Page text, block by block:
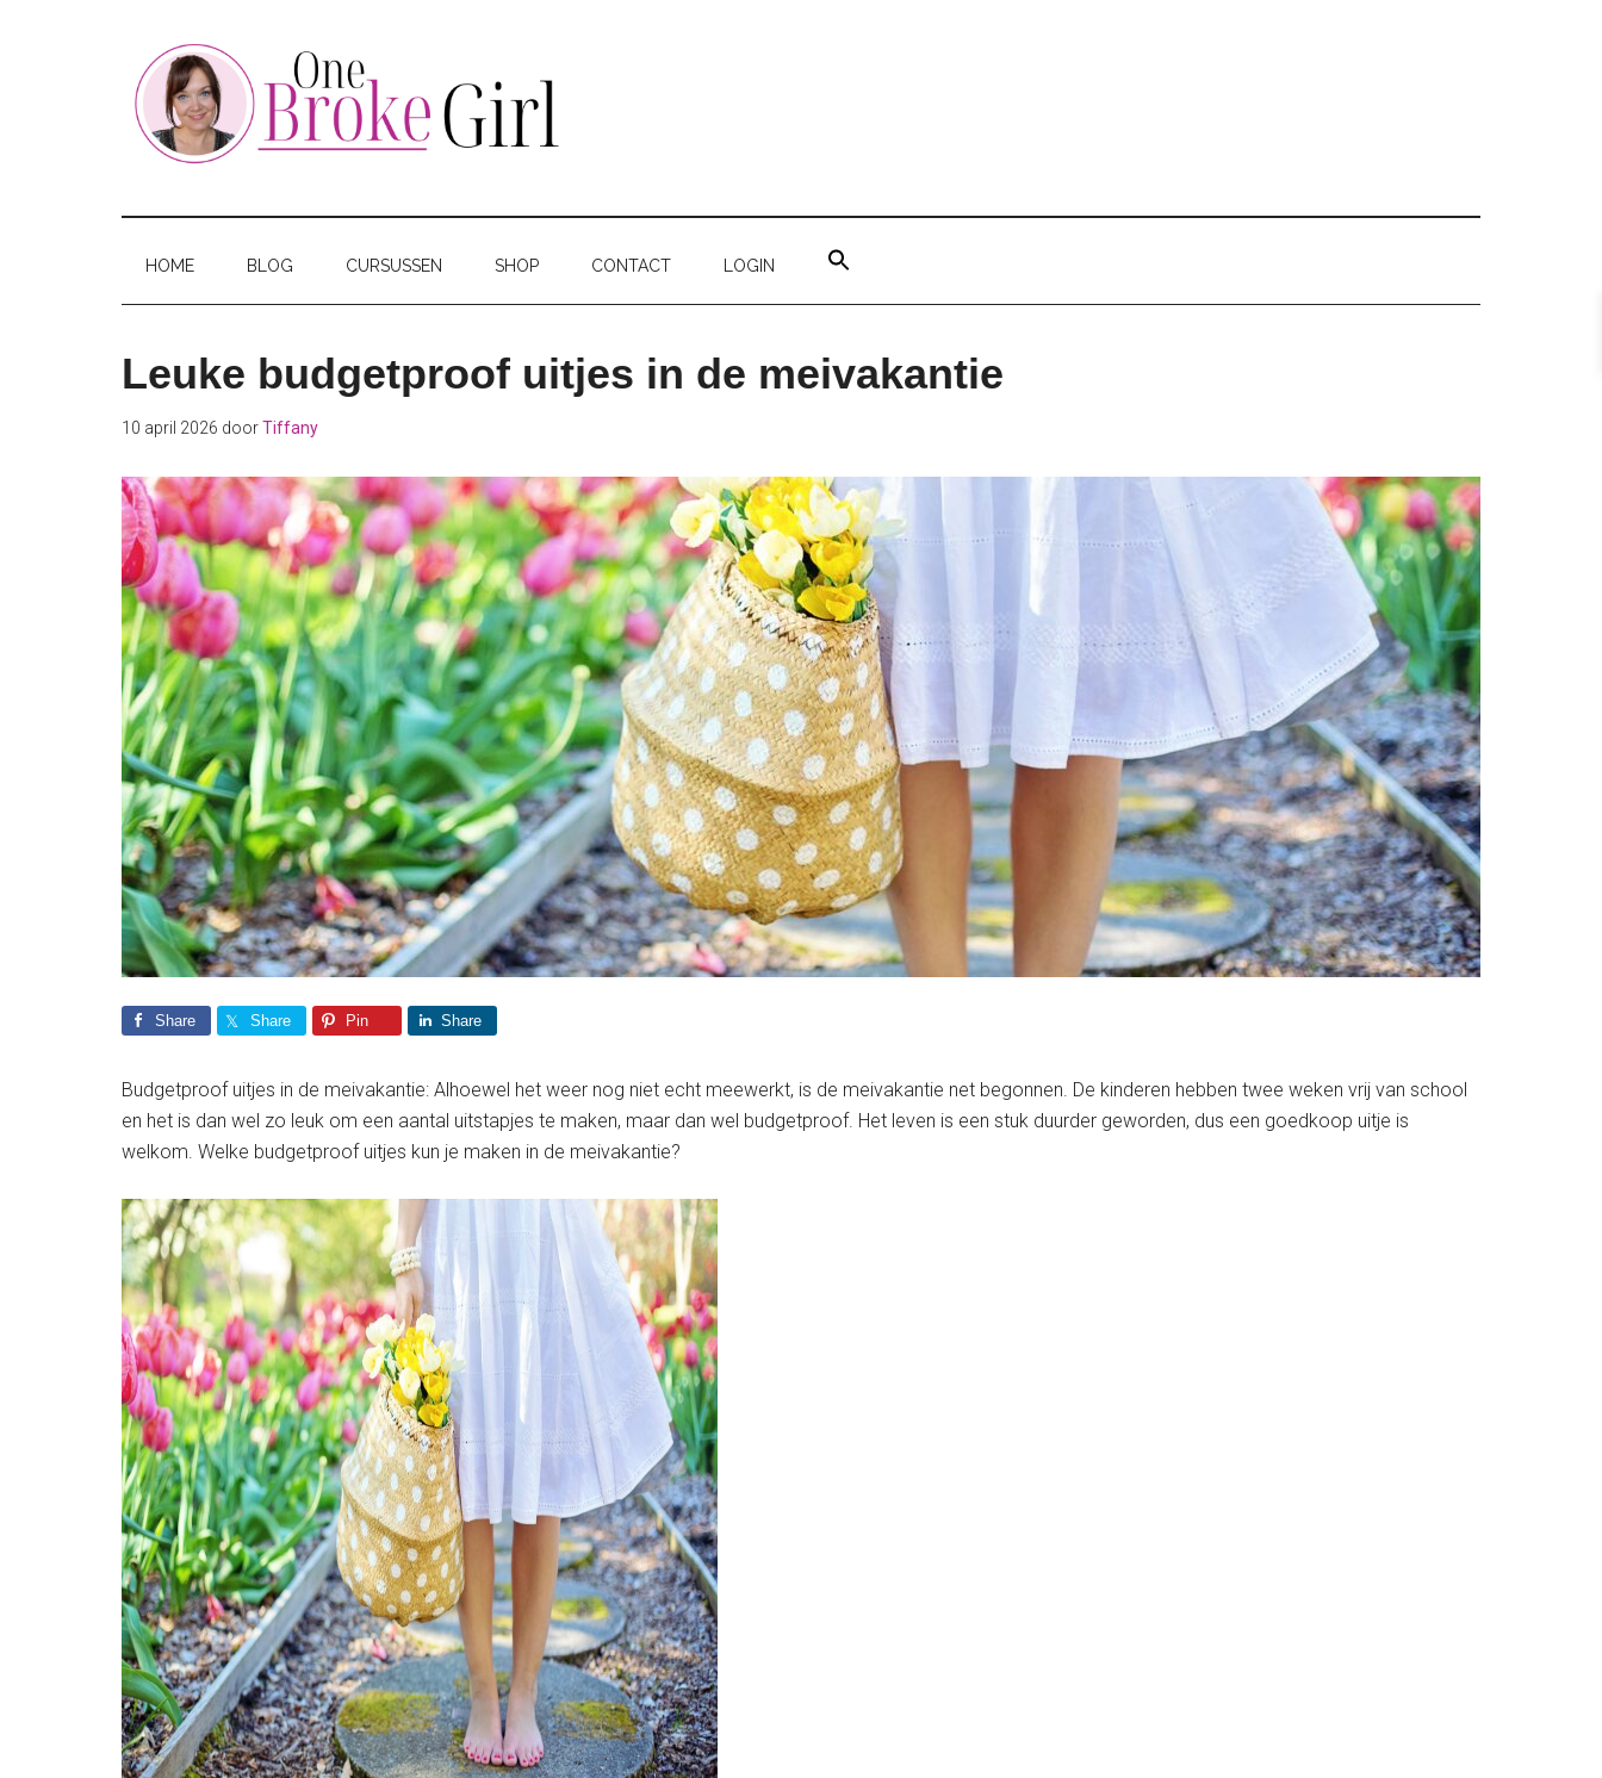
One
Broke
Girl
omHOME BLOG CURSUSSEN SHOP CONTACT LOGIN
Leuke budgetproof uitjes in de meivakantie
10 april 2026 doorTiffany
Share Share Pin Share
Budgetproof uitjes in de meivakantie: Alhoewel het weer nog niet echt meewerkt, is de meivakantie net begonnen. De kinderen hebben twee weken vrij van school
en het is dan wel zo leuk om een aantal uitstapjes te maken, maar dan wel budgetproof. Het leven is een stuk duurder geworden, dus een goedkoop uitje is
welkom. Welke budgetproof uitjes kun je maken in de meivakantie?